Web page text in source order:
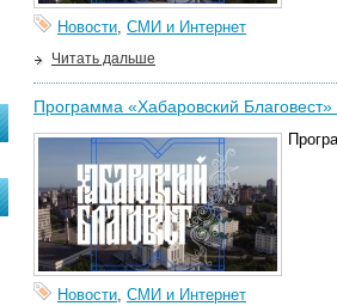
Новости, СМИ и Интернет
Читать дальше
Программа «Хабаровский
Новости, СМИ и Интернет